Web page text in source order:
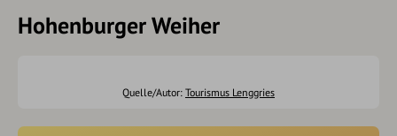
Hohenburger Weiher
Quelle/Autor: Tourismus Lenggries